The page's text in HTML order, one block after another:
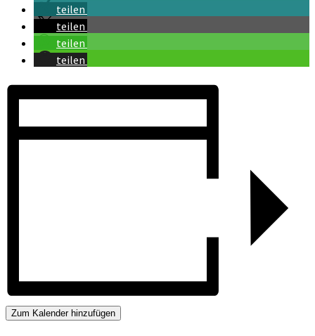
teilen
teilen
teilen
teilen
Zum Kalender hinzufügen